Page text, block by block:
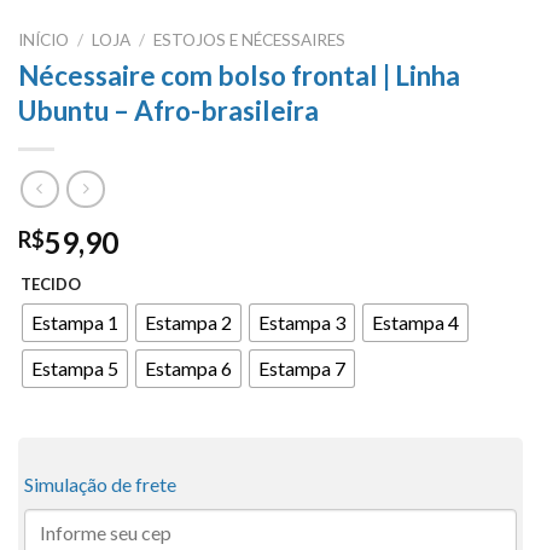
INÍCIO / LOJA / ESTOJOS E NÉCESSAIRES
Nécessaire com bolso frontal | Linha
Ubuntu – Afro-brasileira
R$59,90
TECIDO
Estampa 1 Estampa 2 Estampa 3
Estampa 4
Estampa 5
Estampa 6 Estampa 7
Simulação de frete